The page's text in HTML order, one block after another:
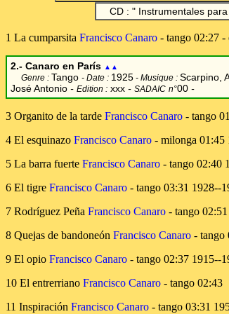
CD : " Instrumentales para
1 La cumparsita Francisco Canaro - tango 02:27 -
2.- Canaro en París ▲▲
Genre : Tango - Date : 1925 - Musique : Scarpino,
José Antonio - Edition : xxx - SADAIC n°00 -
3 Organito de la tarde Francisco Canaro - tango
4 El esquinazo Francisco Canaro - milonga 01:45
5 La barra fuerte Francisco Canaro - tango 02:40
6 El tigre Francisco Canaro - tango 03:31 1928--
7 Rodríguez Peña Francisco Canaro - tango
8 Quejas de bandoneón Francisco Canaro - tango
9 El opio Francisco Canaro - tango 02:37 1915--
10 El entrerriano Francisco Canaro - tango 02:43
11 Inspiración Francisco Canaro - tango 03:31